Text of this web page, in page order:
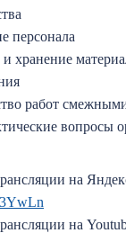
персонала
хранение
работ
вопросы
на
на